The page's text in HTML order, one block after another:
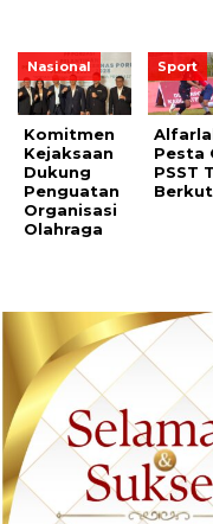
Nasional
Komitmen
Kejaksaan
Dukung
Penguatan
Organisasi
Olahraga
Sport
Pesta
PSST